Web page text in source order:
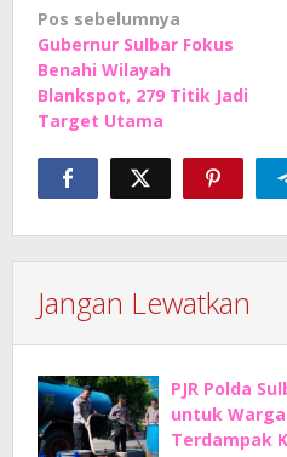
Navigasi
pos
Pos sebelumnya
Gubernur Sulbar Fokus
Benahi Wilayah
Blankspot, 279 Titik Jadi
Target Utama
Jangan Lewatkan
PJR Polda
untuk
Terdampak